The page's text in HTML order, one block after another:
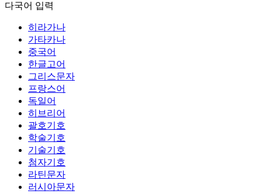
다국어 입력
히라가나
가타카나
중국어
한글고어
그리스문자
프랑스어
독일어
히브리어
괄호기호
학술기호
기술기호
첨자기호
라틴문자
러시아문자